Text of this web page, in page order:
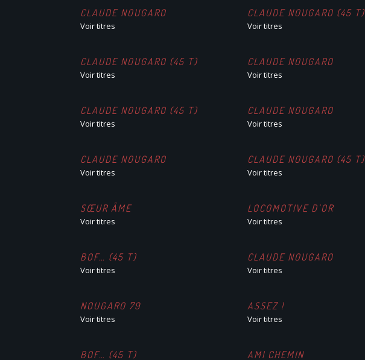
CLAUDE NOUGARO
Voir titres
CLAUDE NOUGARO (45 T)
Voir titres
CLAUDE NOUGARO (45 T)
Voir titres
CLAUDE NOUGARO
Voir titres
CLAUDE NOUGARO (45 T)
Voir titres
CLAUDE NOUGARO
Voir titres
CLAUDE NOUGARO
Voir titres
CLAUDE NOUGARO (45 T)
Voir titres
SŒUR ÂME
Voir titres
LOCOMOTIVE D’OR
Voir titres
BOF… (45 T)
Voir titres
CLAUDE NOUGARO
Voir titres
NOUGARO 79
Voir titres
ASSEZ !
Voir titres
BOF… (45 T) AMI CHEMIN